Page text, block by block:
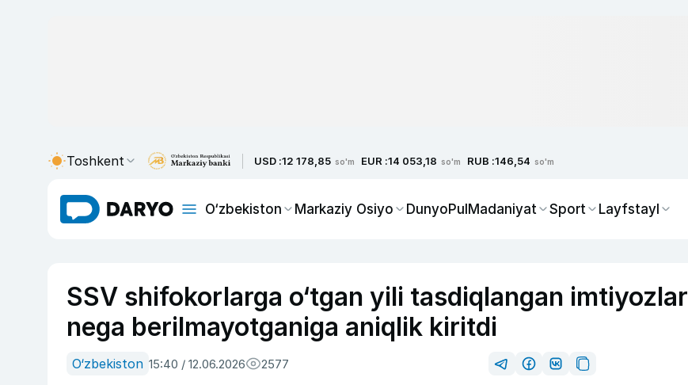
Toshkent USD :12 178,85 so'm EUR :14 053,18 so'm RUB :146,54 so'm
O‘zbekiston Markaziy Osiyo DunyoPulMadaniyat Sport Layfstayl
SSV shifokorlarga o‘tgan yili tasdiqlangan imtiyozlar
nega berilmayotganiga aniqlik kiritdi
O‘zbekiston 15:40 / 12.06.2026 2577